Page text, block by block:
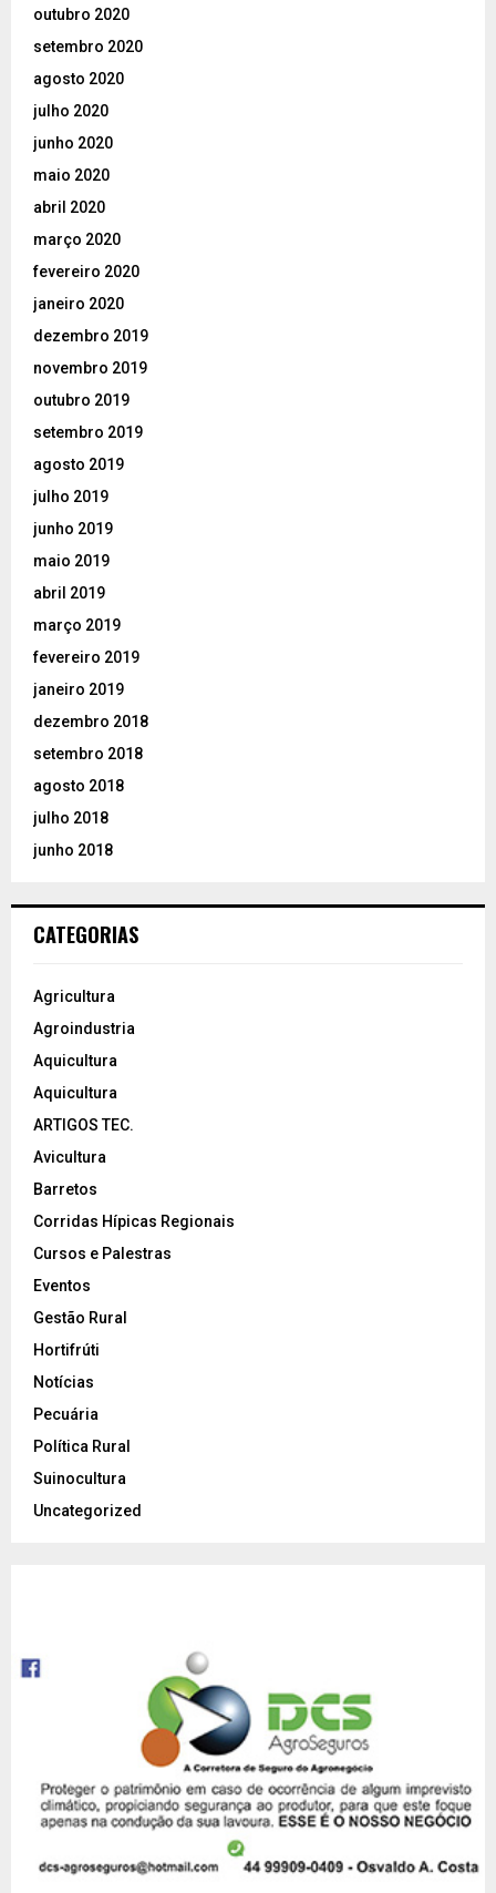
outubro 2020
setembro 2020
agosto 2020
julho 2020
junho 2020
maio 2020
abril 2020
março 2020
fevereiro 2020
janeiro 2020
dezembro 2019
novembro 2019
outubro 2019
setembro 2019
agosto 2019
julho 2019
junho 2019
maio 2019
abril 2019
março 2019
fevereiro 2019
janeiro 2019
dezembro 2018
setembro 2018
agosto 2018
julho 2018
junho 2018
CATEGORIAS
Agricultura
Agroindustria
Aquicultura
Aquicultura
ARTIGOS TEC.
Avicultura
Barretos
Corridas Hípicas Regionais
Cursos e Palestras
Eventos
Gestão Rural
Hortifrúti
Notícias
Pecuária
Política Rural
Suinocultura
Uncategorized